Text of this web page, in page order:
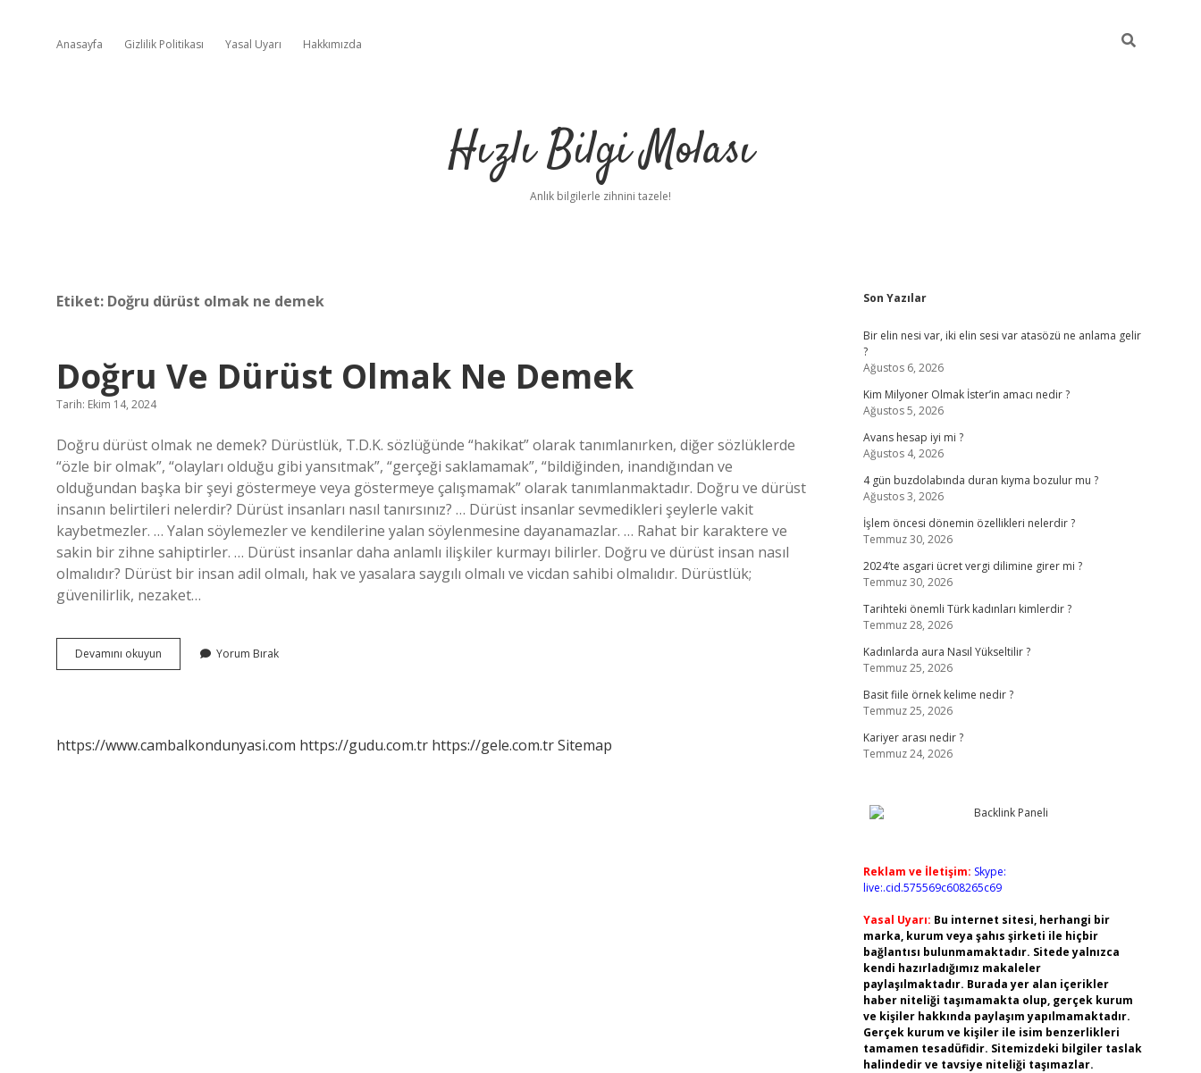
Anasayfa Gizlilik Politikası Yasal Uyarı Hakkımızda
Hızlı Bilgi Molası
Anlık bilgilerle zihnini tazele!
Etiket: Doğru dürüst olmak ne demek
Doğru Ve Dürüst Olmak Ne Demek
Tarih: Ekim 14, 2024
Doğru dürüst olmak ne demek? Dürüstlük, T.D.K. sözlüğünde “hakikat” olarak tanımlanırken, diğer sözlüklerde
“özle bir olmak”, “olayları olduğu gibi yansıtmak”, “gerçeği saklamamak”, “bildiğinden, inandığından ve
olduğundan başka bir şeyi göstermeye veya göstermeye çalışmamak” olarak tanımlanmaktadır. Doğru ve dürüst
insanın belirtileri nelerdir? Dürüst insanları nasıl tanırsınız? … Dürüst insanlar sevmedikleri şeylerle vakit
kaybetmezler. … Yalan söylemezler ve kendilerine yalan söylenmesine dayanamazlar. … Rahat bir karaktere ve
sakin bir zihne sahiptirler. … Dürüst insanlar daha anlamlı ilişkiler kurmayı bilirler. Doğru ve dürüst insan nasıl
olmalıdır? Dürüst bir insan adil olmalı, hak ve yasalara saygılı olmalı ve vicdan sahibi olmalıdır. Dürüstlük;
güvenilirlik, nezaket…
Devamını okuyun
Ve
Yorum Bırak
https://www.cambalkondunyasi.com https://gudu.com.tr https://gele.com.trSitemap
Sidebar
Son Yazılar
Bir elin nesi var, iki elin sesi var atasözü ne anlama gelir
?
Ağustos 6, 2026
Kim Milyoner Olmak İster’in amacı nedir ?
Ağustos 5, 2026
Avans hesap iyi mi ?
Ağustos 4, 2026
4 gün buzdolabında duran kıyma bozulur mu ?
Ağustos 3, 2026
İşlem öncesi dönemin özellikleri nelerdir ?
Temmuz 30, 2026
2024’te asgari ücret vergi dilimine girer mi ?
Temmuz 30, 2026
Tarihteki önemli Türk kadınları kimlerdir ?
Temmuz 28, 2026
Kadınlarda aura Nasıl Yükseltilir ?
Temmuz 25, 2026
Basit fiile örnek kelime nedir ?
Temmuz 25, 2026
Kariyer arası nedir ?
Temmuz 24, 2026
Reklam ve İletişim: Skype:
live:.cid.575569c608265c69
Yasal Uyarı: Bu internet sitesi, herhangi bir
marka, kurum veya şahıs şirketi ile hiçbir
bağlantısı bulunmamaktadır. Sitede yalnızca
kendi hazırladığımız makaleler
paylaşılmaktadır. Burada yer alan içerikler
haber niteliği taşımamakta olup, gerçek kurum
ve kişiler hakkında paylaşım yapılmamaktadır.
Gerçek kurum ve kişiler ile isim benzerlikleri
tamamen tesadüfidir. Sitemizdeki bilgiler taslak
halindedir ve tavsiye niteliği taşımazlar.